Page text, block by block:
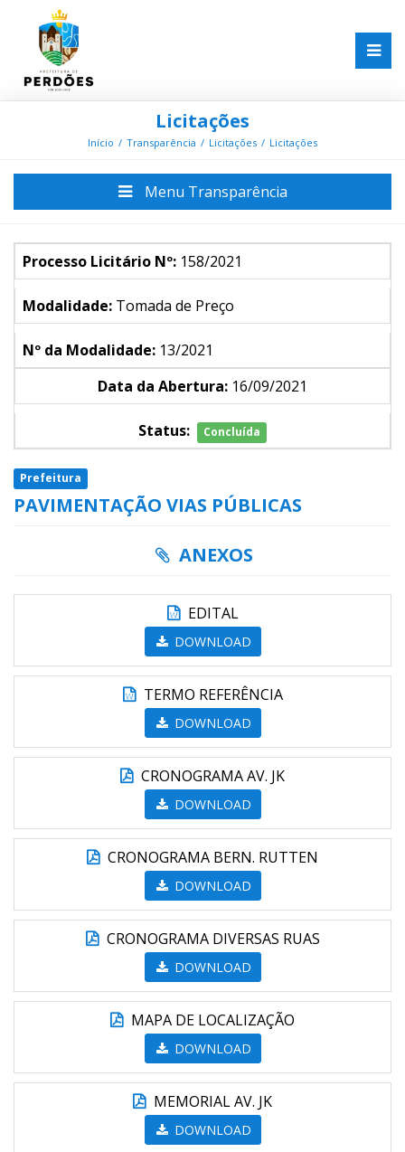
Licitações
Início Transparência Licitações Licitações
Menu Transparência
Processo Licitário Nº: 158/2021
Modalidade: Tomada de Preço
Nº da Modalidade: 13/2021
Data da Abertura: 16/09/2021
Status: Concluída
Prefeitura
PAVIMENTAÇÃO VIAS PÚBLICAS
ANEXOS
EDITAL
DOWNLOAD
TERMO REFERÊNCIA
DOWNLOAD
CRONOGRAMA AV. JK
DOWNLOAD
CRONOGRAMA BERN. RUTTEN
DOWNLOAD
CRONOGRAMA DIVERSAS RUAS
DOWNLOAD
MAPA DE LOCALIZAÇÃO
DOWNLOAD
MEMORIAL AV. JK
DOWNLOAD